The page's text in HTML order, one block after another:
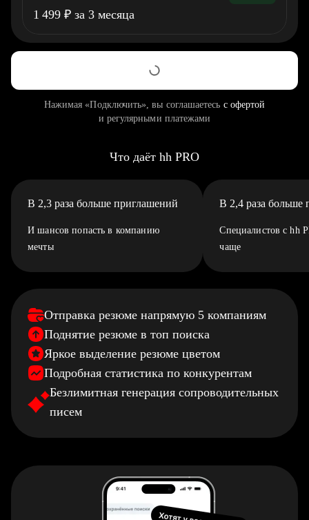
1 499 ₽ за 3 месяца
Нажимая «Подключить», вы соглашаетесь с офертой
и регулярными платежами
Что даёт hh PRO
В 2,3 раза больше приглашений
И шансов попасть в компанию
мечты
В 2,4 раза больше
Специалистов с hh
чаще
Отправка резюме напрямую 5 компаниям
Поднятие резюме в топ поиска
Яркое выделение резюме цветом
Подробная статистика по конкурентам
Безлимитная генерация сопроводительных
писем